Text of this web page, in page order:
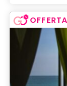
OFFERTA